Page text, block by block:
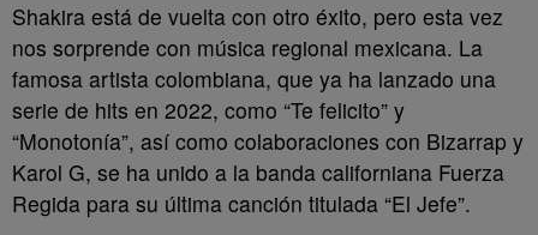
Shakira está de vuelta con otro éxito, pero esta vez
nos sorprende con música regional mexicana. La
famosa artista colombiana, que ya ha lanzado una
serie de hits en 2022, como “Te felicito” y
“Monotonía”, así como colaboraciones con Bizarrap y
Karol G, se ha unido a la banda californiana Fuerza
Regida para su última canción titulada “El Jefe”.